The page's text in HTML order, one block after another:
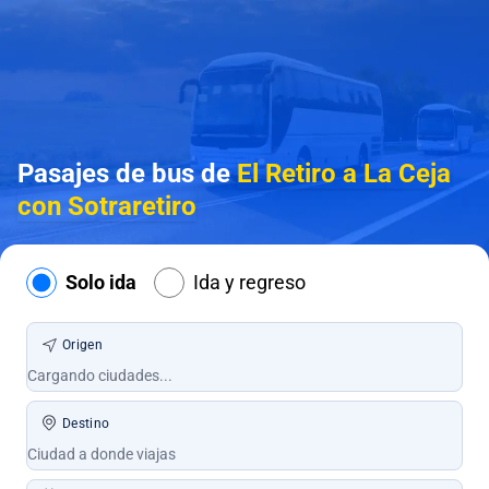
Pasajes de bus deEl Retiro a La Ceja
con Sotraretiro
Solo ida Ida y regreso
Origen
Destino